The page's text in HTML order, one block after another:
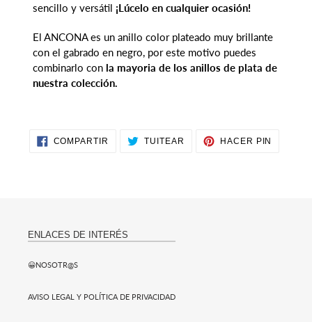
sencillo y versátil ¡Lúcelo en cualquier ocasión!
El ANCONA es un anillo color plateado muy brillante
con el gabrado en negro, por este motivo puedes
combinarlo con la mayoria de los anillos de plata de
nuestra colección.
COMPARTIR COMPARTIRTUITEAR TUITEARHACER PIN
ENLACES DE INTERÉS
😀NOSOTR@S
AVISO LEGAL Y POLÍTICA DE PRIVACIDAD